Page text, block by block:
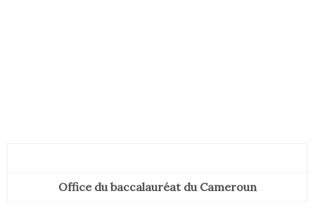
Office du baccalauréat du Cameroun